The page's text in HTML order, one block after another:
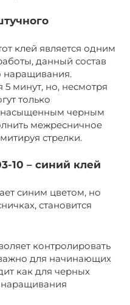
клей является одним
данный состав
наращивания.
5 минут, но, несмотря
только
насыщенным черным
межресничное
стрелки.
10 – синий клей
синим цветом, но
становится
контролировать
для начинающих
как для черных
наращивания